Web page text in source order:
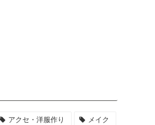
アクセ・洋服作り メイク